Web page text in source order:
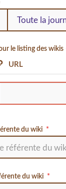
le listing des wikis
URL
du wiki
du wiki